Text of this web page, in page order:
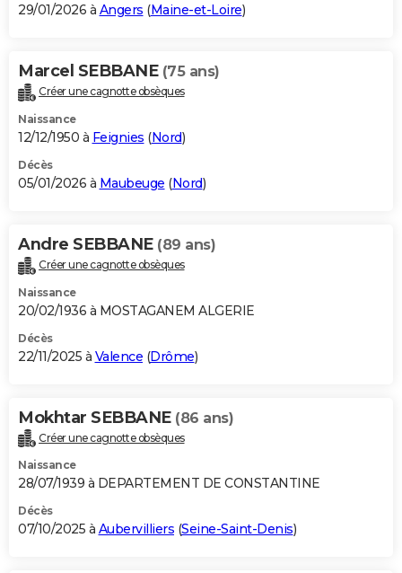
S'inscrire
Se connecter
Lycées
Collèges
Primaires
Universités
Entreprises
Service militaire
Avis de recherche
AVIS DE DÉCÈS
Bricolage
Lifestyle
Culture
Sport
Auto
Television
Voyage
Cinema
29/01/2026 à Angers (Maine-et-Loire)
Marcel SEBBANE (75 ans)
Créer une cagnotte obsèques
Naissance
12/12/1950 à Feignies (Nord)
Décès
05/01/2026 à Maubeuge (Nord)
Andre SEBBANE (89 ans)
Créer une cagnotte obsèques
Naissance
20/02/1936 à MOSTAGANEM ALGERIE
Décès
22/11/2025 à Valence (Drôme)
Mokhtar SEBBANE (86 ans)
Créer une cagnotte obsèques
Naissance
28/07/1939 à DEPARTEMENT DE CONSTANTINE
Décès
07/10/2025 à Aubervilliers (Seine-Saint-Denis)